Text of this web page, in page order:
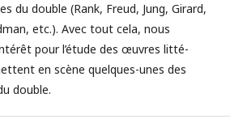
du double (Rank, Freud, Jung, Girard,
etc.). Avec tout cela, nous
pour l’étude des œuvres litté-
en scène quelques-unes des
double.